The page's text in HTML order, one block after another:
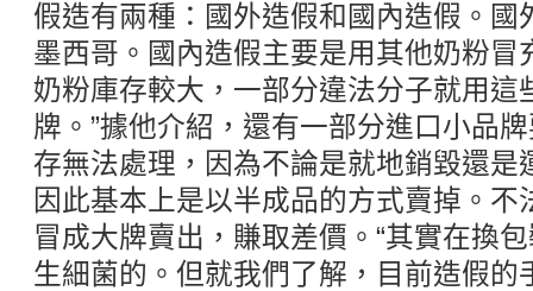
假造有兩種：國外造假和國內造假。國
墨西哥。國內造假主要是用其他奶粉冒
奶粉庫存較大，一部分違法分子就用這
牌。”據他介紹，還有一部分進口小品
存無法處理，因為不論是就地銷毀還是
因此基本上是以半成品的方式賣掉。
冒成大牌賣出，賺取差價。“其實在換
生細菌的。但就我們了解，目前造假的